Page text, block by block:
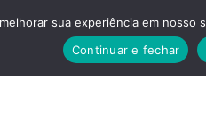
sua experiência em
Continuar e fechar